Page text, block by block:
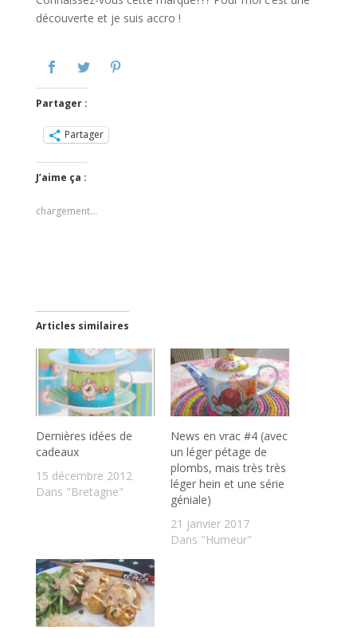
découverte et je suis accro !
Partager :
Partager
J’aime ça :
chargement…
Articles similaires
Dernières idées de
cadeaux
15 décembre 2012
Dans "Bretagne"
News en vrac #4 (avec
un léger pétage de
plombs, mais très très
léger hein et une série
géniale)
21 janvier 2017
Dans "Humeur"